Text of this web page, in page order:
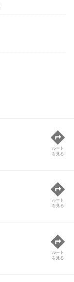
ルート
を見る
ルート
を見る
ルート
を見る